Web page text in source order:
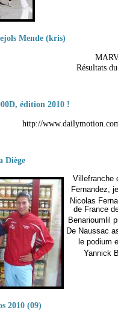
Mende (kris)
Résultats
édition 2010 !
http://
Diège
Villefranche
Fernandez,
Nicolas
de France
Benarioumlil
De Naussac
le podium
Yannick
2010 (09)